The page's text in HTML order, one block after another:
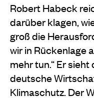
Robert Habeck
darüber klagen,
groß die
wir in Rückenlage
mehr tun.“ Er
deutsche
Klimaschutz. Der